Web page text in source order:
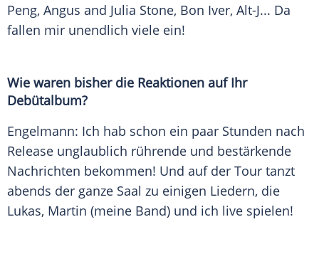
Peng, Angus and Julia Stone, Bon Iver, Alt-J... Da
fallen mir unendlich viele ein!
Wie waren bisher die Reaktionen auf Ihr
Debütalbum?
Engelmann: Ich hab schon ein paar Stunden nach
Release unglaublich rührende und bestärkende
Nachrichten bekommen! Und auf der Tour tanzt
abends der ganze Saal zu einigen Liedern, die
Lukas, Martin (meine Band) und ich live spielen!